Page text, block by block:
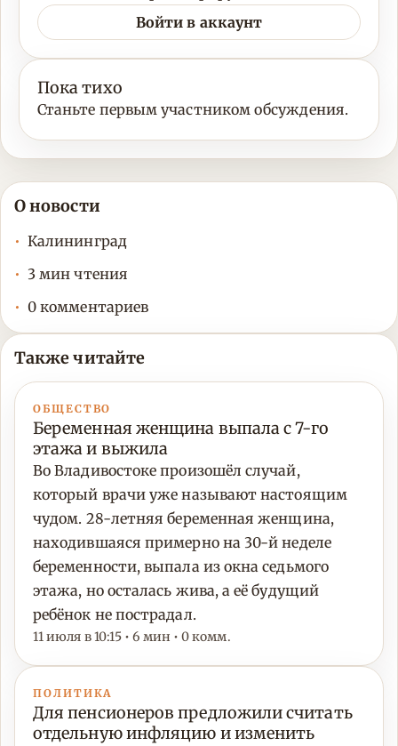
Войти в аккаунт
Пока тихо
Станьте первым участником обсуждения.
О новости
Калининград
3 мин чтения
0 комментариев
Также читайте
ОБЩЕСТВО
Беременная женщина выпала с 7-го
этажа и выжила
Во Владивостоке произошёл случай,
который врачи уже называют настоящим
чудом. 28-летняя беременная женщина,
находившаяся примерно на 30-й неделе
беременности, выпала из окна седьмого
этажа, но осталась жива, а её будущий
ребёнок не пострадал.
11 июля в 10:15 • 6 мин • 0 комм.
ПОЛИТИКА
Для пенсионеров предложили считать
отдельную инфляцию и изменить